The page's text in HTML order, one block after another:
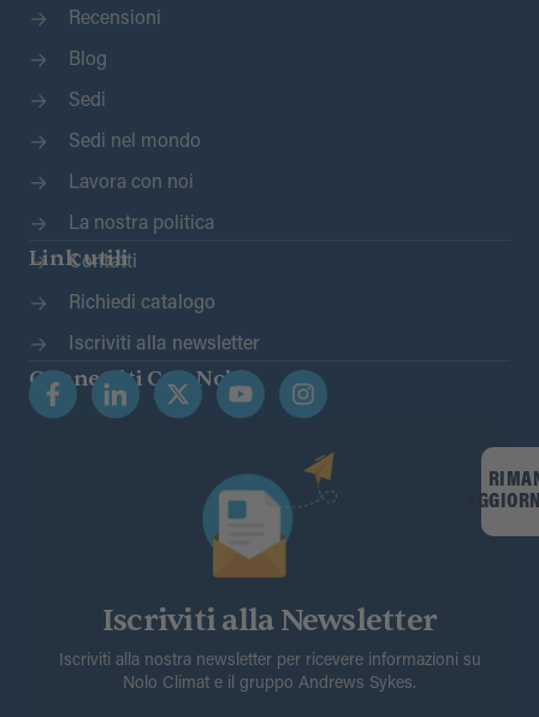
Recensioni
Blog
Sedi
Sedi nel mondo
Lavora con noi
La nostra politica
Link utili
Contatti
Richiedi catalogo
Iscriviti alla newsletter
Connettiti Con Noi
Iscriviti alla Newsletter
Iscriviti alla nostra newsletter per ricevere informazioni su
Nolo Climat e il gruppo Andrews Sykes.